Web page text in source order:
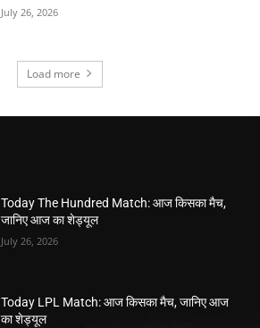
July 26, 2026
Load more
Today The Hundred Match: आज किसका मैच,
जानिए आज का शेड्यूल
July 26, 2026
Today LPL Match: आज किसका मैच, जानिए आज
का शेड्यूल